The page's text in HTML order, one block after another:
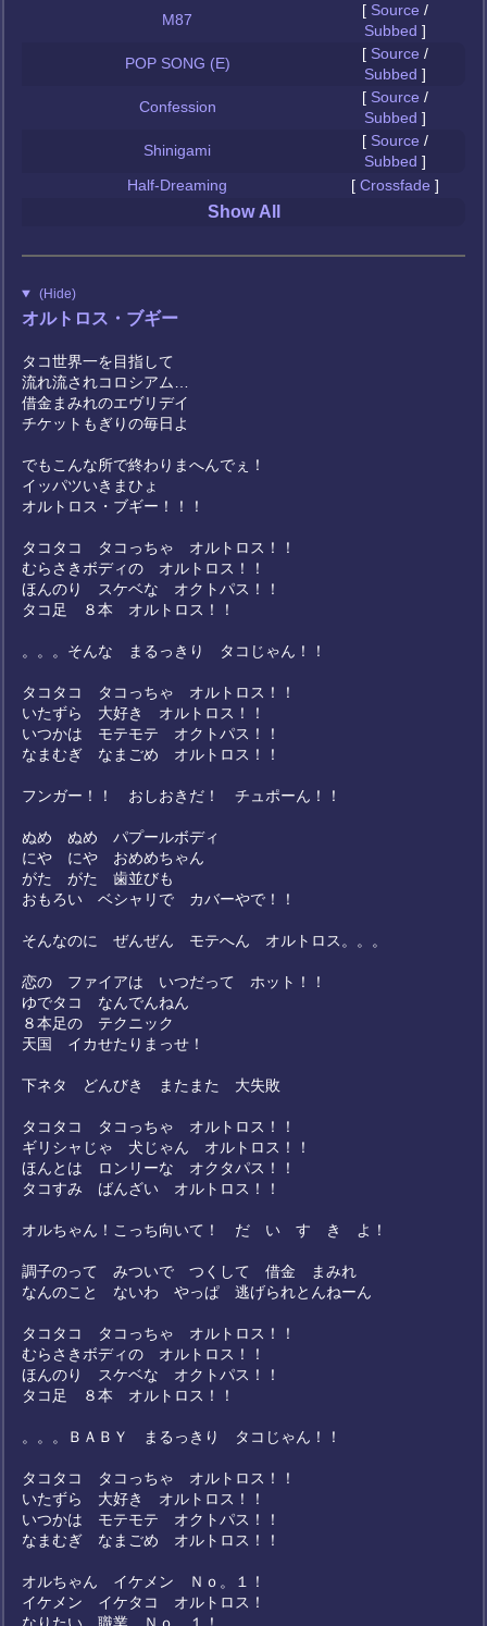
M87
[ Source /
Subbed ]
POP SONG (E)
[ Source /
Subbed ]
Confession
[ Source /
Subbed ]
Shinigami
[ Source /
Subbed ]
Half-Dreaming
[ Crossfade ]
Show All
(Hide)
オルトロス・ブギー
タコ世界一を目指して
流れ流されコロシアム…
借金まみれのエヴリデイ
チケットもぎりの毎日よ
でもこんな所で終わりまへんでぇ！
イッパツいきまひょ
オルトロス・ブギー！！！
タコタコ タコっちゃ オルトロス！！
むらさきボディの オルトロス！！
ほんのり スケベな オクトパス！！
タコ足 ８本 オルトロス！！
。。。そんな まるっきり タコじゃん！！
タコタコ タコっちゃ オルトロス！！
いたずら 大好き オルトロス！！
いつかは モテモテ オクトパス！！
なまむぎ なまごめ オルトロス！！
フンガー！！ おしおきだ！ チュポーん！！
ぬめ ぬめ パプールボディ
にや にや おめめちゃん
がた がた 歯並びも
おもろい ベシャリで カバーやで！！
そんなのに ぜんぜん モテへん オルトロス。。。
恋の ファイアは いつだって ホット！！
ゆでタコ なんでんねん
８本足の テクニック
天国 イカせたりまっせ！
下ネタ どんびき またまた 大失敗
タコタコ タコっちゃ オルトロス！！
ギリシャじゃ 犬じゃん オルトロス！！
ほんとは ロンリーな オクタパス！！
タコすみ ばんざい オルトロス！！
オルちゃん！こっち向いて！ だ い す き よ！
調子のって みついで つくして 借金 まみれ
なんのこと ないわ やっぱ 逃げられとんねーん
タコタコ タコっちゃ オルトロス！！
むらさきボディの オルトロス！！
ほんのり スケベな オクトパス！！
タコ足 ８本 オルトロス！！
。。。ＢＡＢＹ まるっきり タコじゃん！！
タコタコ タコっちゃ オルトロス！！
いたずら 大好き オルトロス！！
いつかは モテモテ オクトパス！！
なまむぎ なまごめ オルトロス！！
オルちゃん イケメン Ｎｏ。１！
イケメン イケタコ オルトロス！